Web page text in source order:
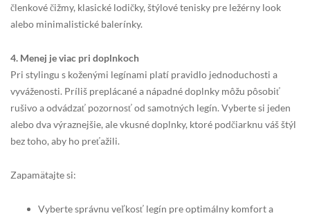
členkové čižmy, klasické lodičky, štýlové tenisky pre ležérny look
alebo minimalistické balerínky.
4. Menej je viac pri doplnkoch
Pri stylingu s koženými legínami platí pravidlo jednoduchosti a
vyváženosti. Príliš preplácané a nápadné doplnky môžu pôsobiť
rušivo a odvádzať pozornosť od samotných legín. Vyberte si jeden
alebo dva výraznejšie, ale vkusné doplnky, ktoré podčiarknu váš štýl
bez toho, aby ho preťažili.
Zapamätajte si:
Vyberte správnu veľkosť legín pre optimálny komfort a